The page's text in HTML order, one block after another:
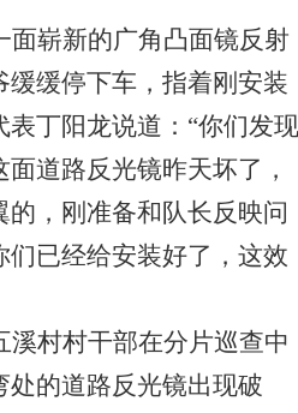
面崭新的广角凸面镜反射
缓缓停下车，指着刚安装
丁阳龙说道：“你们发现
道路反光镜昨天坏了，
，刚准备和队长反映问
们已经给安装好了，这效
溪村村干部在分片巡查中
处的道路反光镜出现破